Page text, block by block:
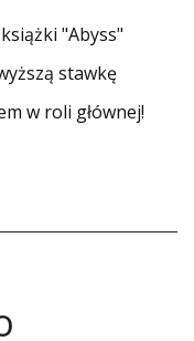
"Abyss"
stawkę
w roli głównej!